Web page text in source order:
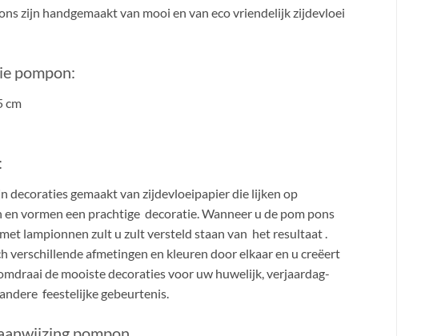
zijn handgemaakt van mooi en van eco vriendelijk zijdevloei
pompon:
cm
decoraties gemaakt van zijdevloeipapier die lijken op
vormen een prachtige decoratie. Wanneer u de pom pons
lampionnen zult u zult versteld staan van het resultaat .
verschillende afmetingen en kleuren door elkaar en u creëert
de mooiste decoraties voor uw huwelijk, verjaardag-
feestelijke gebeurtenis.